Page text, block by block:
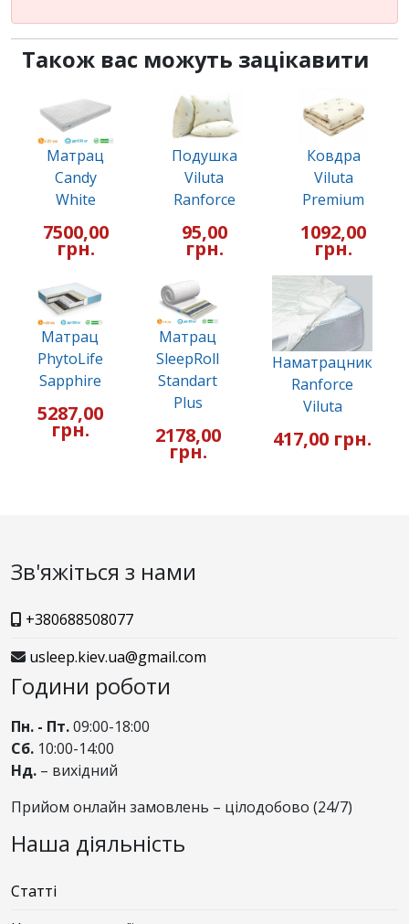
Також вас можуть зацікавити
Матрац
Candy
White
7500,00
грн.
Подушка
Viluta
Ranforce
95,00
грн.
Ковдра
Viluta
Premium
1092,00
грн.
Матрац
PhytoLife
Sapphire
5287,00
грн.
Матрац
SleepRoll
Standart
Plus
2178,00
грн.
Наматрацник
Ranforce
Viluta
417,00 грн.
Зв'яжіться з нами
+380688508077
usleep.kiev.ua@gmail.com
Години роботи
Пн. - Пт.09:00-18:00
Сб. 10:00-14:00
Нд. – вихідний
Прийом онлайн замовлень – цілодобово (24/7)
Наша діяльність
Статті